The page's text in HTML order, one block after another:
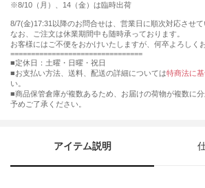
※8/10（月）、14（金）は臨時出荷
8/7(金)17:31以降のお問合せは、営業日に順次対応させて
なお、ご注文は休業期間中も随時承っております。
お客様にはご不便をおかけいたしますが、何卒よろしく
================================
■定休日：土曜・日曜・祝日
■お支払い方法、送料、配送の詳細については特商法に
い。
■商品保管倉庫が複数あるため、お届けの荷物が複数に分
予めご了承ください。
アイテム説明